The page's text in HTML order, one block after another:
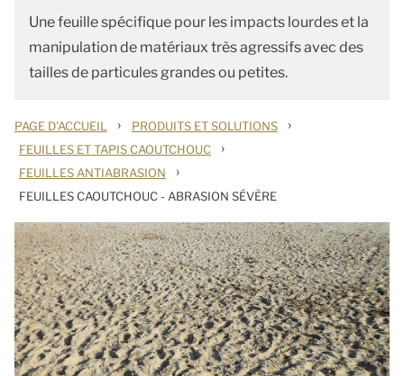
Une feuille spécifique pour les impacts lourdes et la
manipulation de matériaux très agressifs avec des
tailles de particules grandes ou petites.
PAGE D'ACCUEIL › PRODUITS ET SOLUTIONS ›
FEUILLES ET TAPIS CAOUTCHOUC ›
FEUILLES ANTIABRASION ›
FEUILLES CAOUTCHOUC - ABRASION SÉVÈRE